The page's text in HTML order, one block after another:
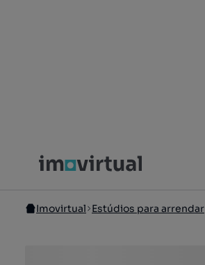
Imovirtual Estúdios para arrendar